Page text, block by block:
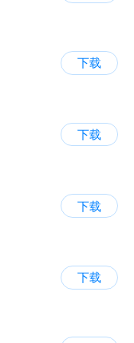
下载
下载
下载
下载